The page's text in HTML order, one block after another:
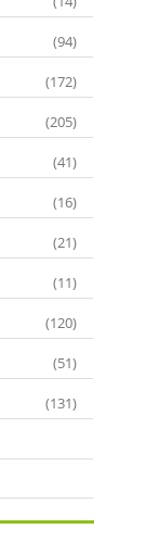
(94)
(172)
(205)
(41)
(16)
(21)
(11)
(120)
(51)
(131)